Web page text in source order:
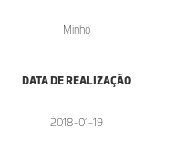
Minho
DATA DE REALIZAÇÃO
2018-01-19